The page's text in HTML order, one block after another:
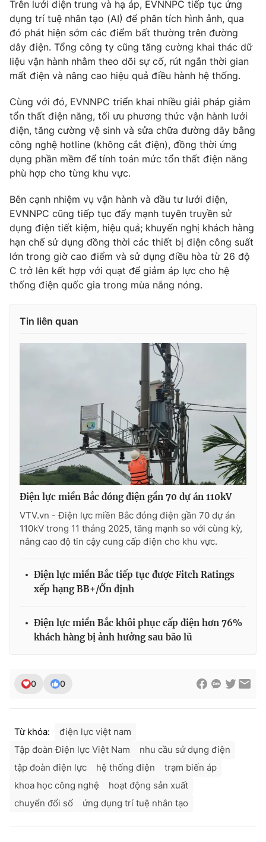
Trên lưới điện trung và hạ áp, EVNNPC tiếp tục ứng
dụng trí tuệ nhân tạo (AI) để phân tích hình ảnh, qua
đó phát hiện sớm các điểm bất thường trên đường
dây điện. Tổng công ty cũng tăng cường khai thác dữ
liệu vận hành nhằm theo dõi sự cố, rút ngắn thời gian
mất điện và nâng cao hiệu quả điều hành hệ thống.
Cùng với đó, EVNNPC triển khai nhiều giải pháp giảm
tổn thất điện năng, tối ưu phương thức vận hành lưới
điện, tăng cường vệ sinh và sửa chữa đường dây bằng
công nghệ hotline (không cắt điện), đồng thời ứng
dụng phần mềm để tính toán mức tổn thất điện năng
phù hợp cho từng khu vực.
Bên cạnh nhiệm vụ vận hành và đầu tư lưới điện,
EVNNPC cũng tiếp tục đẩy mạnh tuyên truyền sử
dụng điện tiết kiệm, hiệu quả; khuyến nghị khách hàng
hạn chế sử dụng đồng thời các thiết bị điện công suất
lớn trong giờ cao điểm và sử dụng điều hòa từ 26 độ
C trở lên kết hợp với quạt để giảm áp lực cho hệ
thống điện quốc gia trong mùa nắng nóng.
Tin liên quan
Điện lực miền Bắc đóng điện gần 70 dự án 110kV
VTV.vn - Điện lực miền Bắc đóng điện gần 70 dự án
110kV trong 11 tháng 2025, tăng mạnh so với cùng kỳ,
nâng cao độ tin cậy cung cấp điện cho khu vực.
Điện lực miền Bắc tiếp tục được Fitch Ratings
xếp hạng BB+/Ổn định
Điện lực miền Bắc khôi phục cấp điện hơn 76%
khách hàng bị ảnh hưởng sau bão lũ
0 0
Từ khóa:
điện lực việt nam
Tập đoàn Điện lực Việt Nam
nhu cầu sử dụng điện
tập đoàn điện lực
hệ thống điện
trạm biến áp
khoa học công nghệ
hoạt động sản xuất
chuyển đổi số
ứng dụng trí tuệ nhân tạo